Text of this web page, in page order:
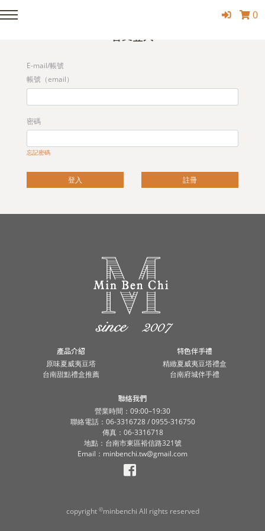
0
會員登入
E-mail/帳號
帳號（email）
密碼
忘記密碼
登入 註冊
產品介紹
原味夏威夷豆塔
台南甜點禮盒推薦
特色伴手禮
精緻夏威夷豆塔禮盒
台南府城伴手禮
聯絡我們
營業時間：09:00–19:30
聯絡電話：06-3316728 / 0955-316750
傳真：06-3316718
地點：台南市東區裕信路321號
Email：minbenchi.tw@gmail.com
copyright ©minbenchi All rights reserved